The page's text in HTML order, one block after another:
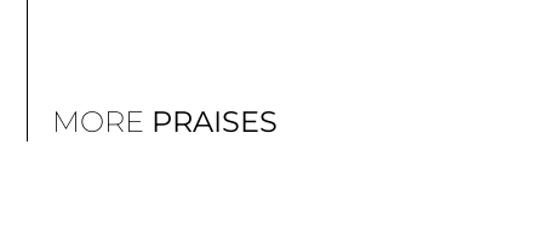
MORE PRAISES